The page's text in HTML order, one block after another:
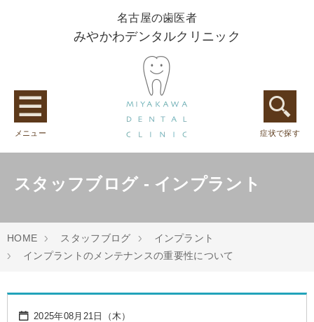
名古屋の歯医者
みやかわデンタルクリニック
メニュー 症状で探す
スタッフブログ - インプラント
HOME スタッフブログ
インプラント
インプラントのメンテナンスの重要性について
2025年08月21日（木）